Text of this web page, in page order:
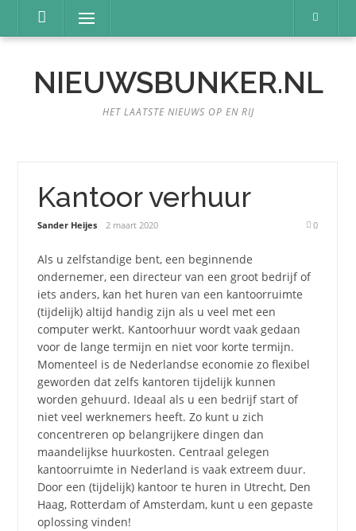
inhoud
Menu
NIEUWSBUNKER.NL
HET LAATSTE NIEUWS OP EN RIJ
Kantoor verhuur
Sander Heijes 2 maart 2020 0
Als u zelfstandige bent, een beginnende
ondernemer, een directeur van een groot bedrijf of
iets anders, kan het huren van een kantoorruimte
(tijdelijk) altijd handig zijn als u veel met een
computer werkt. Kantoorhuur wordt vaak gedaan
voor de lange termijn en niet voor korte termijn.
Momenteel is de Nederlandse economie zo flexibel
geworden dat zelfs kantoren tijdelijk kunnen
worden gehuurd. Ideaal als u een bedrijf start of
niet veel werknemers heeft. Zo kunt u zich
concentreren op belangrijkere dingen dan
maandelijkse huurkosten. Centraal gelegen
kantoorruimte in Nederland is vaak extreem duur.
Door een (tijdelijk) kantoor te huren in Utrecht, Den
Haag, Rotterdam of Amsterdam, kunt u een gepaste
oplossing vinden!